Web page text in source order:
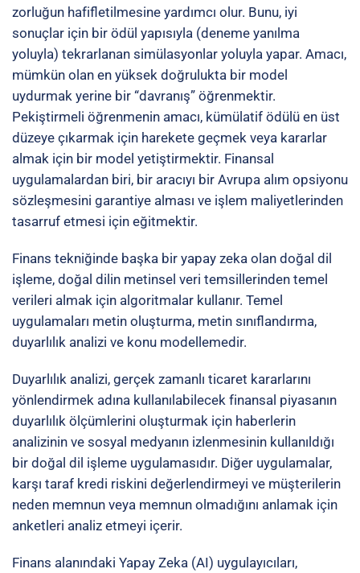
zorluğun hafifletilmesine yardımcı olur. Bunu, iyi
sonuçlar için bir ödül yapısıyla (deneme yanılma
yoluyla) tekrarlanan simülasyonlar yoluyla yapar. Amacı,
mümkün olan en yüksek doğrulukta bir model
uydurmak yerine bir “davranış” öğrenmektir.
Pekiştirmeli öğrenmenin amacı, kümülatif ödülü en üst
düzeye çıkarmak için harekete geçmek veya kararlar
almak için bir model yetiştirmektir. Finansal
uygulamalardan biri, bir aracıyı bir Avrupa alım opsiyonu
sözleşmesini garantiye alması ve işlem maliyetlerinden
tasarruf etmesi için eğitmektir.
Finans tekniğinde başka bir yapay zeka olan doğal dil
işleme, doğal dilin metinsel veri temsillerinden temel
verileri almak için algoritmalar kullanır. Temel
uygulamaları metin oluşturma, metin sınıflandırma,
duyarlılık analizi ve konu modellemedir.
Duyarlılık analizi, gerçek zamanlı ticaret kararlarını
yönlendirmek adına kullanılabilecek finansal piyasanın
duyarlılık ölçümlerini oluşturmak için haberlerin
analizinin ve sosyal medyanın izlenmesinin kullanıldığı
bir doğal dil işleme uygulamasıdır. Diğer uygulamalar,
karşı taraf kredi riskini değerlendirmeyi ve müşterilerin
neden memnun veya memnun olmadığını anlamak için
anketleri analiz etmeyi içerir.
Finans alanındaki Yapay Zeka (AI) uygulayıcıları,